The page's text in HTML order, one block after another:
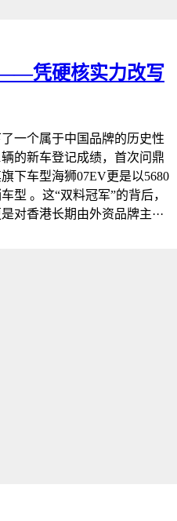
凭硬核实力改写
一个属于中国品牌的历史性
的新车登记成绩，首次问鼎
下车型海狮07EV更是以5680
型 。这“双料冠军”的背后，
对香港长期由外资品牌主···